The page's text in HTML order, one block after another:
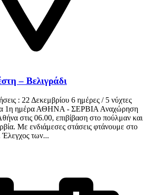
– Βελιγράδι
: 22 Δεκεμβρίου 6 ημέρες / 5 νύχτες
1η ημέρα ΑΘΗΝΑ - ΣΕΡΒΙΑ Αναχώρηση
στις 06.00, επιβίβαση στο πούλμαν και
Με ενδιάμεσες στάσεις φτάνουμε στο
των...